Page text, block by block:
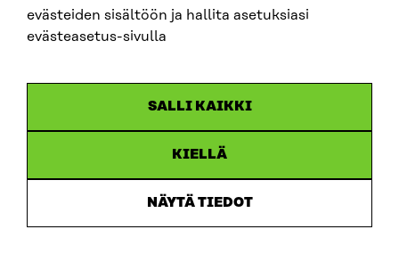
evästeiden sisältöön ja hallita asetuksiasi
evästeasetus-sivulla
SALLI KAIKKI
KIELLÄ
NÄYTÄ TIEDOT
YouTube
Saavutettavuusseloste
Asiakirjajulkisuus